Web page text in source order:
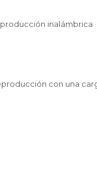
inalámbrica
con una